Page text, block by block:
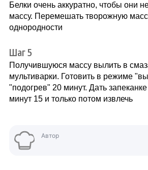
Белки очень аккуратно, чтобы они
массу. Перемешать творожную
однородности
Шаг 5
Получившуюся массу вылить в
мультиварки. Готовить в режиме
"подогрев" 20 минут. Дать
минут 15 и только потом извлечь
Автор